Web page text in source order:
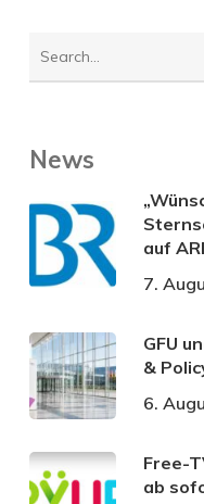
News
auf
7.
GFU
&
6.
Free-
ab